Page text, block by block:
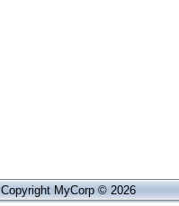
Copyright MyCorp © 2026